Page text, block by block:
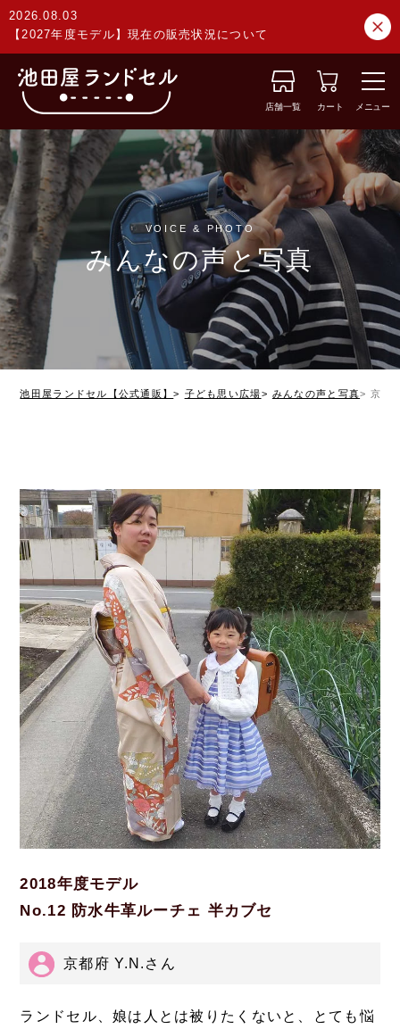
2026.08.03
【2027年度モデル】現在の販売状況について
店舗一覧 カート メニュー
VOICE & PHOTO
みんなの声と写真
池田屋ランドセル【公式通販】 子ども思い広場 みんなの声と写真 京都
2018年度モデル
No.12 防水牛革ルーチェ 半カブセ
京都府 Y.N.さん
ランドセル、娘は人とは被りたくないと、とても悩